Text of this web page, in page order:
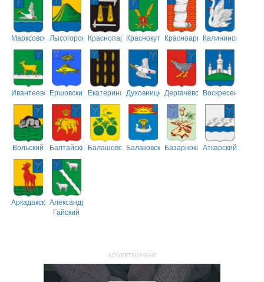
МарксовскийЛысогорскийКраснопартизанский
КраснокутскийКрасноармейский
Калининский
ИвантеевскийЕршовский ЕкатериновскийДуховницкийДергачёвскийВоскресенский
Вольский БалтайскийБалашовскийБалаковскийБазарнокарабулакский
Аткарский
АркадакскийАлександрово-
Гайский
ADVERTISEMENT